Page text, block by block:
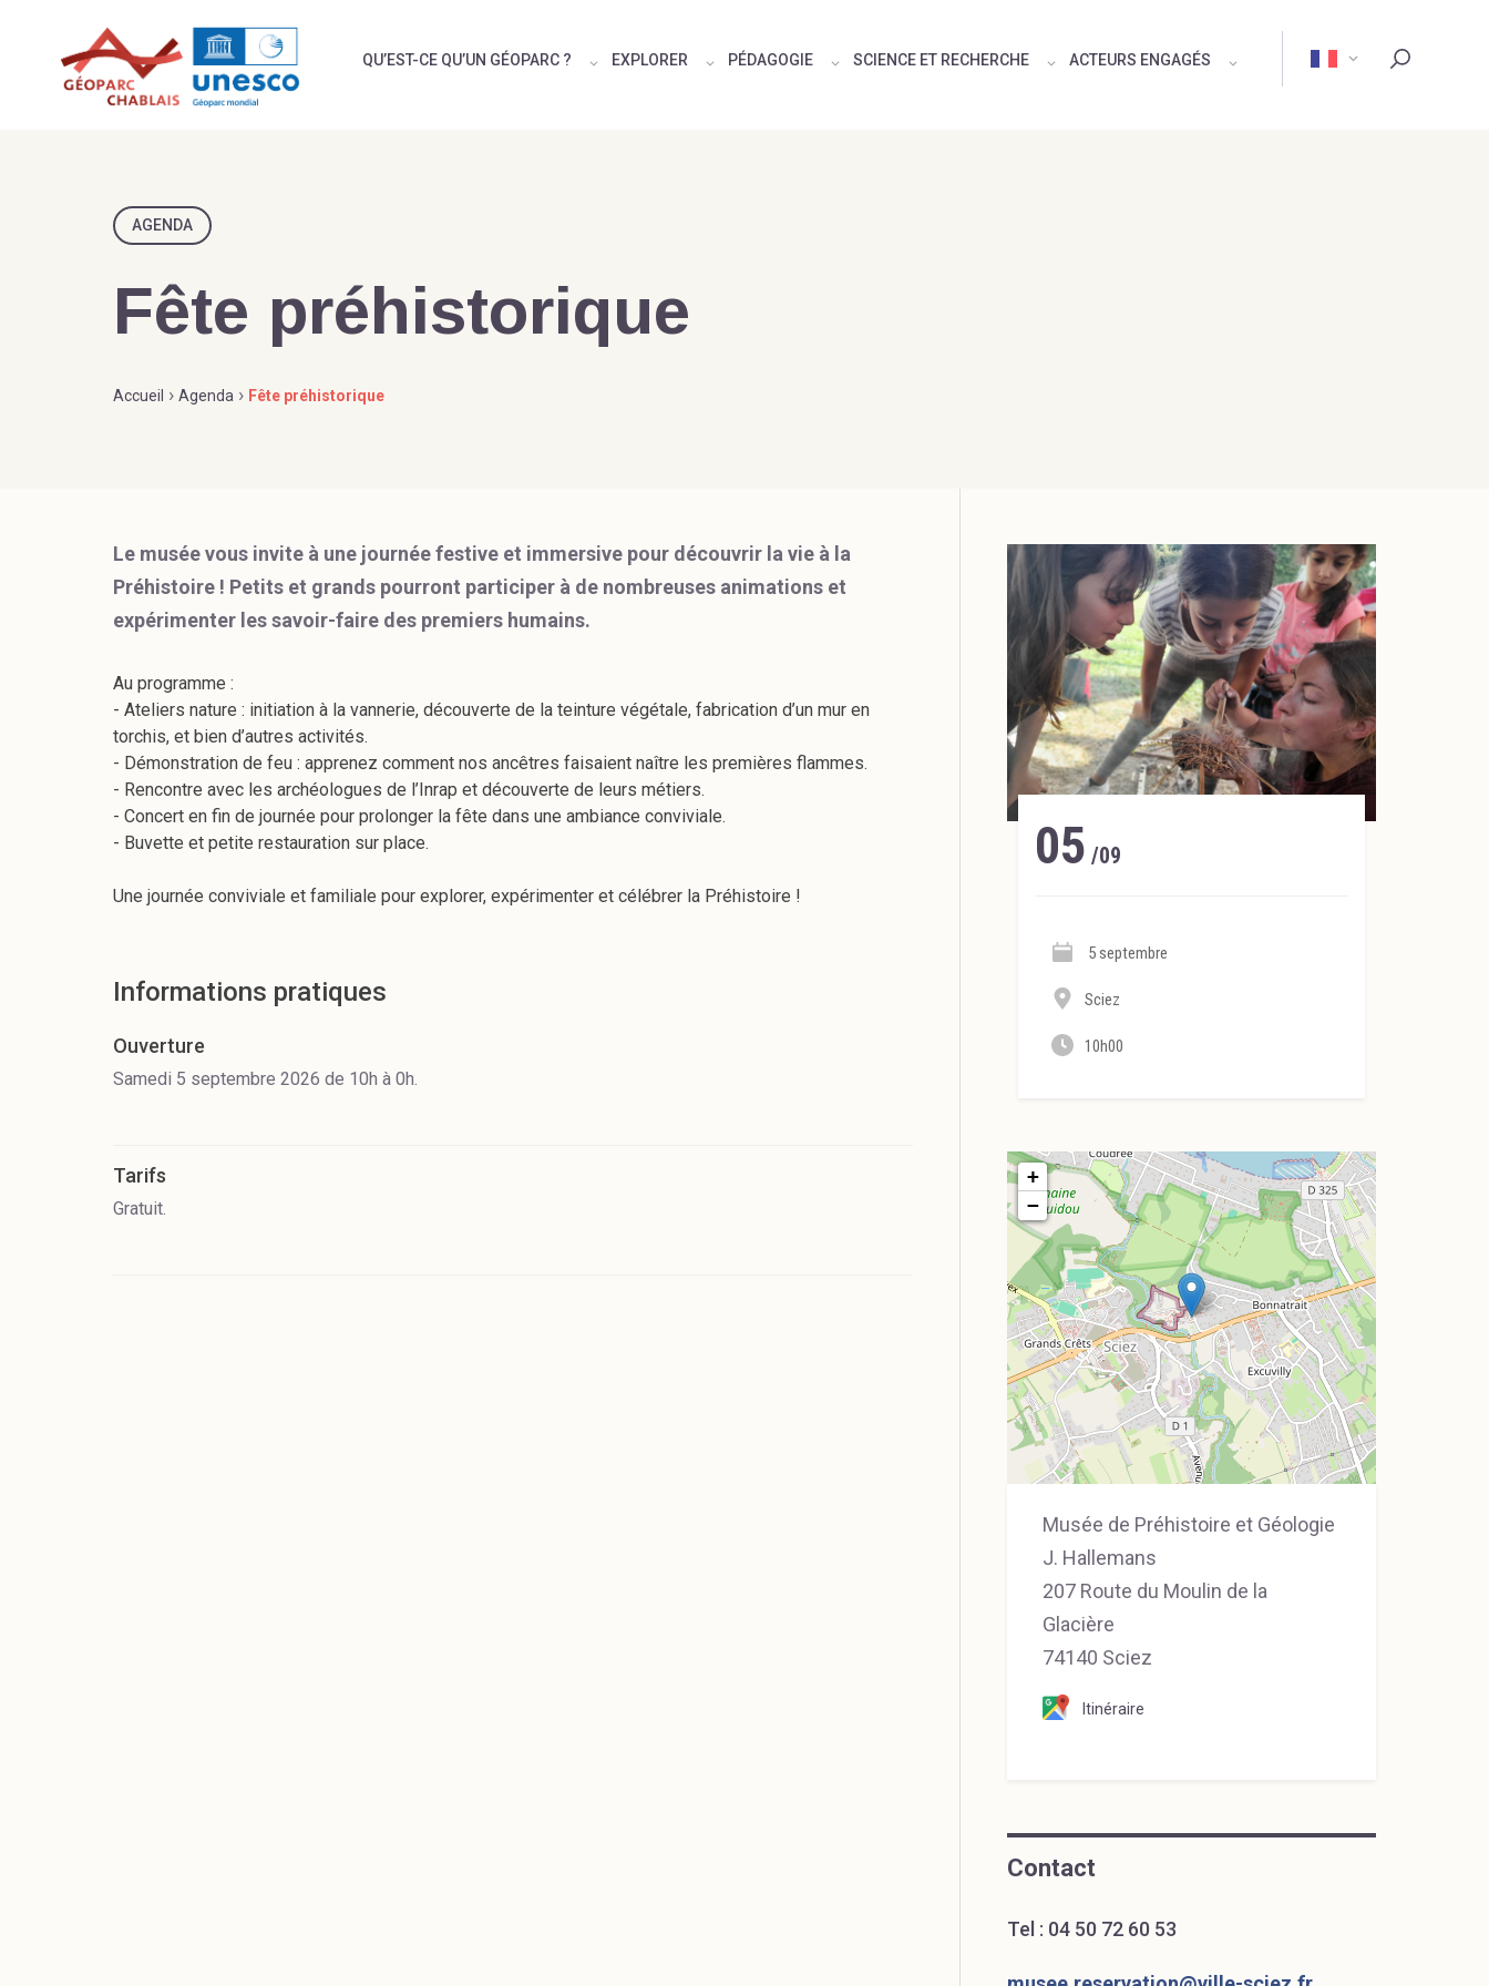
QU’EST-CE QU’UN GÉOPARC ? EXPLORER PÉDAGOGIE SCIENCE ET RECHERCHE ACTEURS ENGAGÉS
AGENDA
Fête préhistorique
Accueil › Agenda › Fête préhistorique
Le musée vous invite à une journée festive et immersive pour découvrir la vie à la
Préhistoire ! Petits et grands pourront participer à de nombreuses animations et
expérimenter les savoir-faire des premiers humains.
Au programme :
- Ateliers nature : initiation à la vannerie, découverte de la teinture végétale, fabrication d’un mur en
torchis, et bien d’autres activités.
- Démonstration de feu : apprenez comment nos ancêtres faisaient naître les premières flammes.
- Rencontre avec les archéologues de l’Inrap et découverte de leurs métiers.
- Concert en fin de journée pour prolonger la fête dans une ambiance conviviale.
- Buvette et petite restauration sur place.
Une journée conviviale et familiale pour explorer, expérimenter et célébrer la Préhistoire !
Informations pratiques
Ouverture
Samedi 5 septembre 2026 de 10h à 0h.
Tarifs
Gratuit.
05 /09
5 septembre
Sciez
10h00
+
−
Musée de Préhistoire et Géologie
J. Hallemans
207 Route du Moulin de la
Glacière
74140 Sciez
Itinéraire
Contact
Tel : 04 50 72 60 53